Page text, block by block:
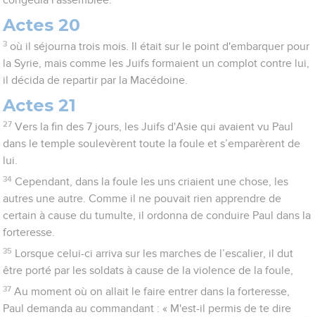
Actes 20
3 où il séjourna trois mois. Il était sur le point d'embarquer pour
la Syrie, mais comme les Juifs formaient un complot contre lui,
il décida de repartir par la Macédoine.
Actes 21
27 Vers la fin des 7 jours, les Juifs d'Asie qui avaient vu Paul
dans le temple soulevèrent toute la foule et s’emparèrent de
lui.
34 Cependant, dans la foule les uns criaient une chose, les
autres une autre. Comme il ne pouvait rien apprendre de
certain à cause du tumulte, il ordonna de conduire Paul dans la
forteresse.
35
Lorsque celui-ci arriva sur les marches de l’escalier, il dut
être porté par les soldats à cause de la violence de la foule,
37 Au moment où on allait le faire entrer dans la forteresse,
Paul demanda au commandant : « M'est-il permis de te dire